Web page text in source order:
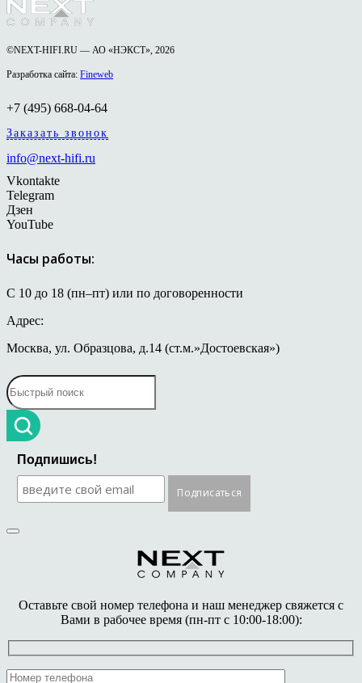
©NEXT-HIFI.RU — АО «НЭКСТ», 2026
Разработка сайта: Fineweb
+7 (495) 668-04-64
Заказать звонок
info@next-hifi.ru
Vkontakte
Telegram
Дзен
YouTube
Часы работы:
С 10 до 18 (пн–пт) или по договоренности
Адрес:
Москва, ул. Образцова, д.14 (ст.м.»Достоевская»)
Подпишись!
Оставьте свой номер телефона и наш менеджер свяжется с
Вами в рабочее время (пн-пт с 10:00-18:00):